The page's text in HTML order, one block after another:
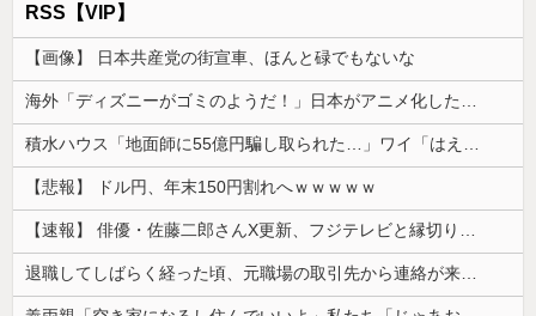
RSS【VIP】
【画像】 日本共産党の街宣車、ほんと碌でもないな
【悲報】 ドル円、年末150円割れへｗｗｗｗｗ